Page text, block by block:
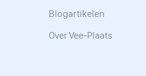
Blogartikelen
Over Vee-Plaats